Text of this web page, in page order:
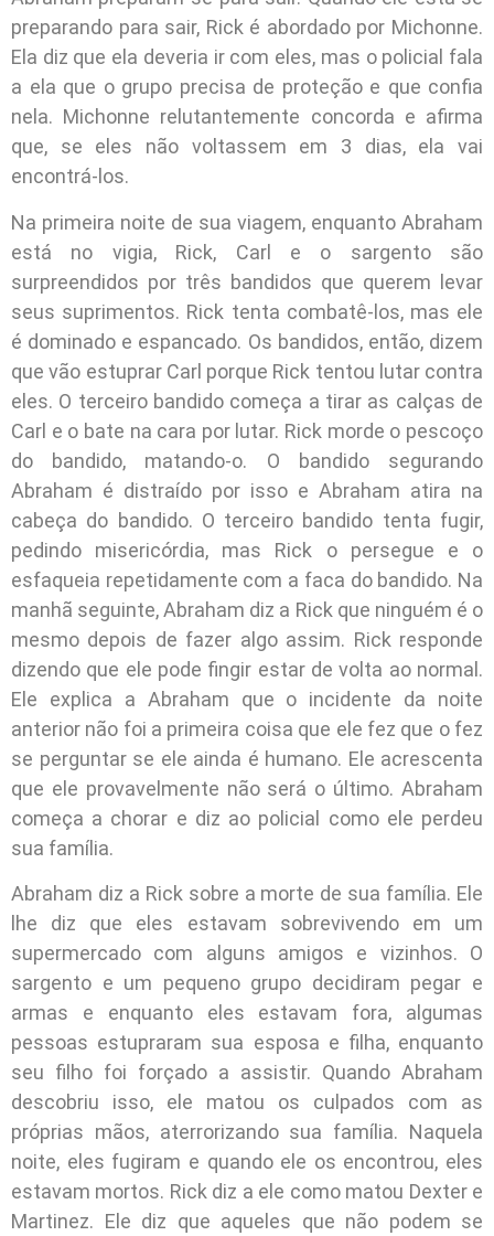
preparando para sair, Rick é abordado por Michonne.
Ela diz que ela deveria ir com eles, mas o policial fala
a ela que o grupo precisa de proteção e que confia
nela. Michonne relutantemente concorda e afirma
que, se eles não voltassem em 3 dias, ela vai
encontrá-los.
Na primeira noite de sua viagem, enquanto Abraham
está no vigia, Rick, Carl e o sargento são
surpreendidos por três bandidos que querem levar
seus suprimentos. Rick tenta combatê-los, mas ele
é dominado e espancado. Os bandidos, então, dizem
que vão estuprar Carl porque Rick tentou lutar contra
eles. O terceiro bandido começa a tirar as calças de
Carl e o bate na cara por lutar. Rick morde o pescoço
do bandido, matando-o. O bandido segurando
Abraham é distraído por isso e Abraham atira na
cabeça do bandido. O terceiro bandido tenta fugir,
pedindo misericórdia, mas Rick o persegue e o
esfaqueia repetidamente com a faca do bandido. Na
manhã seguinte, Abraham diz a Rick que ninguém é o
mesmo depois de fazer algo assim. Rick responde
dizendo que ele pode fingir estar de volta ao normal.
Ele explica a Abraham que o incidente da noite
anterior não foi a primeira coisa que ele fez que o fez
se perguntar se ele ainda é humano. Ele acrescenta
que ele provavelmente não será o último. Abraham
começa a chorar e diz ao policial como ele perdeu
sua família.
Abraham diz a Rick sobre a morte de sua família. Ele
lhe diz que eles estavam sobrevivendo em um
supermercado com alguns amigos e vizinhos. O
sargento e um pequeno grupo decidiram pegar e
armas e enquanto eles estavam fora, algumas
pessoas estupraram sua esposa e filha, enquanto
seu filho foi forçado a assistir. Quando Abraham
descobriu isso, ele matou os culpados com as
próprias mãos, aterrorizando sua família. Naquela
noite, eles fugiram e quando ele os encontrou, eles
estavam mortos. Rick diz a ele como matou Dexter e
Martinez. Ele diz que aqueles que não podem se